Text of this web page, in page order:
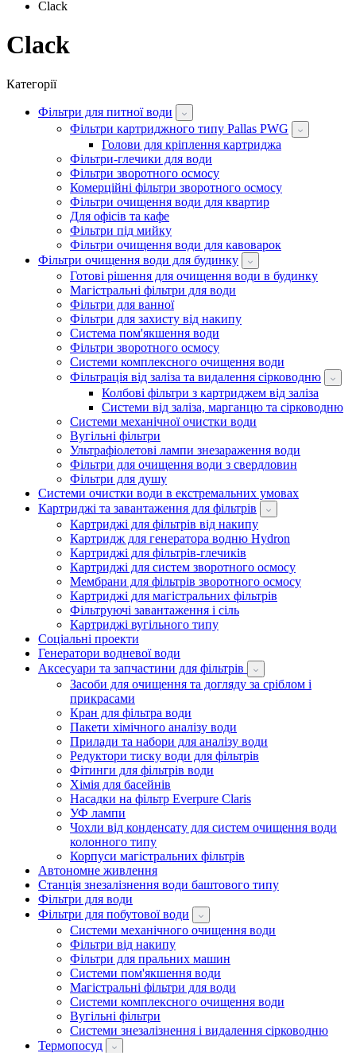
Clack
Clack
Категорії
Фільтри для питної води
Фільтри картриджного типу Pallas PWG
Голови для кріплення картриджа
Фільтри-глечики для води
Фільтри зворотного осмосу
Комерційні фільтри зворотного осмосу
Фільтри очищення води для квартир
Для офісів та кафе
Фільтри під мийку
Фільтри очищення води для кавоварок
Фільтри очищення води для будинку
Готові рішення для очищення води в будинку
Магістральні фільтри для води
Фільтри для ванної
Фільтри для захисту від накипу
Система пом'якшення води
Фільтри зворотного осмосу
Системи комплексного очищення води
Фільтрація від заліза та видалення сірководню
Колбові фільтри з картриджем від заліза
Системи від заліза, марганцю та сірководню
Системи механічної очистки води
Вугільні фільтри
Ультрафіолетові лампи знезараження води
Фільтри для очищення води з свердловин
Фільтри для душу
Системи очистки води в екстремальних умовах
Картриджі та завантаження для фільтрів
Картриджі для фільтрів від накипу
Картридж для генератора водню Hydron
Картриджі для фільтрів-глечиків
Картриджі для систем зворотного осмосу
Мембрани для фільтрів зворотного осмосу
Картриджі для магістральних фільтрів
Фільтруючі завантаження і сіль
Картриджі вугільного типу
Соціальні проекти
Генератори водневої води
Аксесуари та запчастини для фільтрів
Засоби для очищення та догляду за сріблом і
прикрасами
Кран для фільтра води
Пакети хімічного аналізу води
Прилади та набори для аналізу води
Редуктори тиску води для фільтрів
Фітинги для фільтрів води
Хімія для басейнів
Насадки на фільтр Everpure Claris
УФ лампи
Чохли від конденсату для систем очищення води
колонного типу
Корпуси магістральних фільтрів
Автономне живлення
Станція знезалізнення води баштового типу
Фільтри для води
Фільтри для побутової води
Системи механічного очищення води
Фільтри від накипу
Фільтри для пральних машин
Системи пом'якшення води
Магістральні фільтри для води
Системи комплексного очищення води
Вугільні фільтри
Системи знезалізнення і видалення сірководню
Термопосуд